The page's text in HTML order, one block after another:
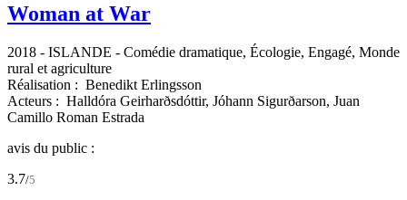
Woman at War
2018 - ISLANDE - Comédie dramatique, Écologie, Engagé, Monde
rural et agriculture
Réalisation : Benedikt Erlingsson
Acteurs : Halldóra Geirharðsdóttir, Jóhann Sigurðarson, Juan
Camillo Roman Estrada
avis du public :
3.7/5